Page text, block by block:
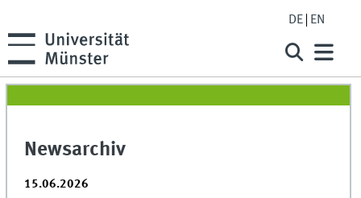
DE EN
Newsarchiv
15.06.2026